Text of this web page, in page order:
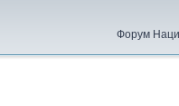
Форум